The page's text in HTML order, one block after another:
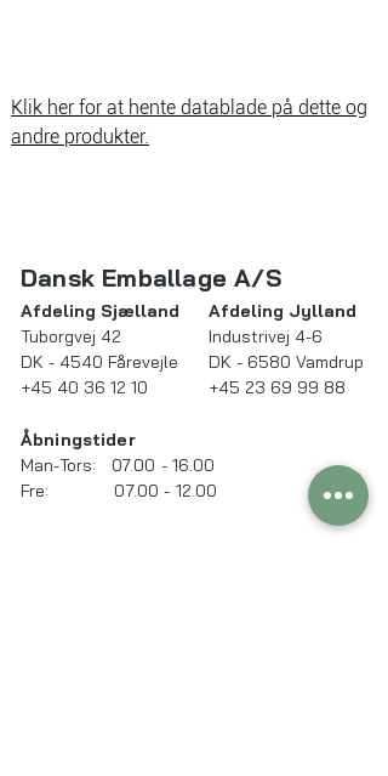
Klik her for at hente datablade på dette og
andre produkter.
Dansk Emballage A/S
Afdeling Sjælland​​
Tuborgvej 42
DK - 4540 Fårevejle
+45 40 36 12 10
Afdeling Jylland​
Industrivej 4-6
DK - 6580 Vamdrup
+45 23 69 99 88
Åbningstider
Man-Tors: 07.00 - 16.00
Fre: 07.00 - 12.00